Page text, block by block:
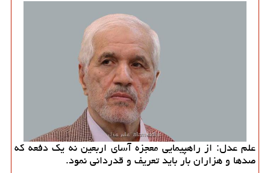
علم عدل: از راهپیمایی معجزه آسای اربعین نه یك دفعه كه
صدها و هزاران بار باید تعریف و قدردانی نمود.